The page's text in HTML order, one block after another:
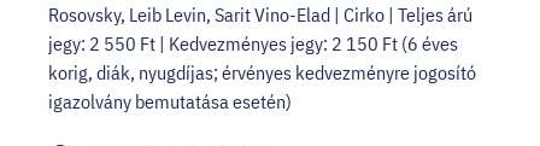
Rosovsky, Leib Levin, Sarit Vino-Elad | Cirko | Teljes árú
jegy: 2 550 Ft | Kedvezményes jegy: 2 150 Ft (6 éves
korig, diák, nyugdíjas; érvényes kedvezményre jogosító
igazolvány bemutatása esetén)